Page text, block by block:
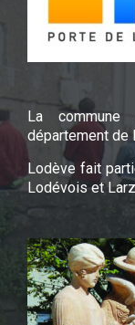
La
département de
Lodève fait
Lodévois et